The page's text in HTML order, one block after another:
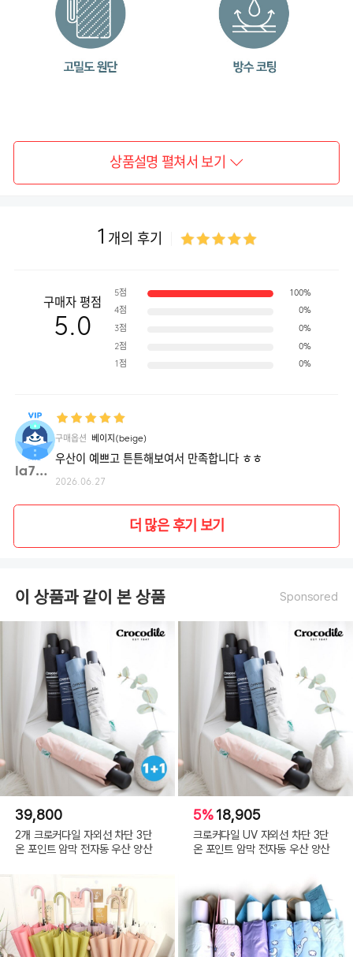
상품설명 펼쳐서 보기
1 개의 후기
구매자 평점
5.0
5점 100%
4점 0%
3점 0%
2점 0%
1점 0%
la7en**
구매옵션 베이지(beige)
우산이 예쁘고 튼튼해보여서 만족합니다 ㅎㅎ
2026.06.27
더 많은 후기 보기
이 상품과 같이 본 상품 Sponsored
39,800
2개 크로커다일 자외선 차단 3단
온 포인트 암막 전자동 우산 양산
5%18,905
크로커다일 UV 자외선 차단 3단
온 포인트 암막 전자동 우산 양산